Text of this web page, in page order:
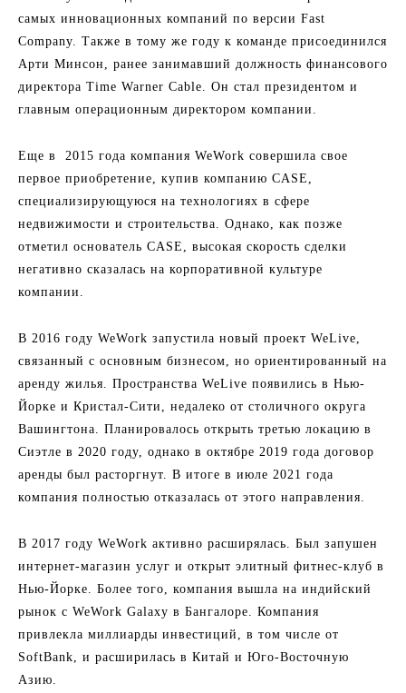
самых инновационных компаний по версии Fast
Company. Также в тому же году к команде присоединился
Арти Минсон, ранее занимавший должность финансового
директора Time Warner Cable. Он стал президентом и
главным операционным директором компании.
Еще в 2015 года компания WeWork совершила свое
первое приобретение, купив компанию CASE,
специализирующуюся на технологиях в сфере
недвижимости и строительства. Однако, как позже
отметил основатель CASE, высокая скорость сделки
негативно сказалась на корпоративной культуре
компании.
В 2016 году WeWork запустила новый проект WeLive,
связанный с основным бизнесом, но ориентированный на
аренду жилья. Пространства WeLive появились в Нью-
Йорке и Кристал-Сити, недалеко от столичного округа
Вашингтона. Планировалось открыть третью локацию в
Сиэтле в 2020 году, однако в октябре 2019 года договор
аренды был расторгнут. В итоге в июле 2021 года
компания полностью отказалась от этого направления.
В 2017 году WeWork активно расширялась. Был запушен
интернет-магазин услуг и открыт элитный фитнес-клуб в
Нью-Йорке. Более того, компания вышла на индийский
рынок с WeWork Galaxy в Бангалоре. Компания
привлекла миллиарды инвестиций, в том числе от
SoftBank, и расширилась в Китай и Юго-Восточную
Азию.